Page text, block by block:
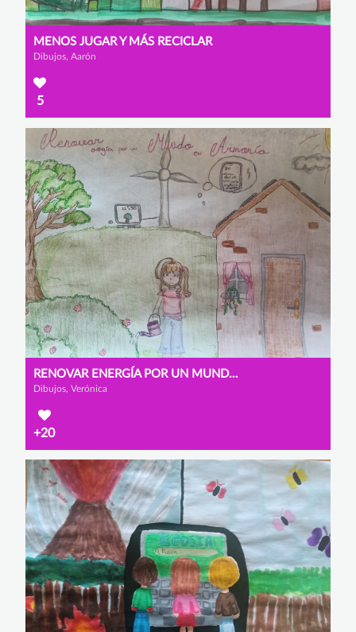
MENOS JUGAR Y MÁS RECICLAR
Dibujos, Aarón
5
RENOVAR ENERGÍA POR UN MUNDO EN ARMONÍA
Dibujos, Verónica
+20